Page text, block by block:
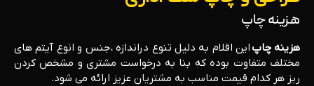
هزینه چاپ
هزینه چاپ این اقلام به دلیل تنوع دراندازه ،جنس و انوع آیتم های
مختلف متفاوت بوده که بنا به درخواست مشتری و مشخص کردن
ریز هر کدام قیمت مناسب به مشتریان عزیز ارائه می شود.